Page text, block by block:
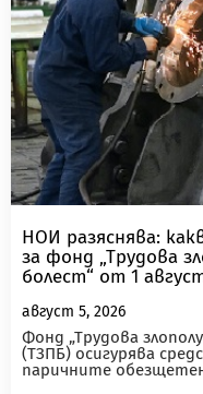
НОИ разяснява:
за фонд „Трудова
болест“ от 1
август 5, 2026
Фонд „Трудова
(ТЗПБ) осигурява
паричните